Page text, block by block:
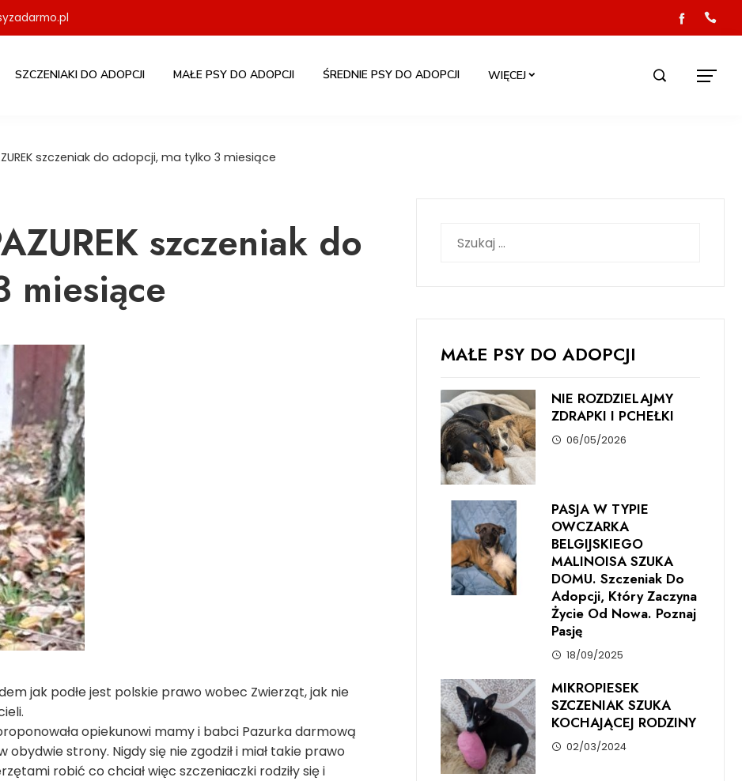
SZCZENIAKI DO ADOPCJI MAŁE PSY DO ADOPCJI ŚREDNIE PSY DO ADOPCJI WIĘCEJ
szczeniak do adopcji, ma tylko 3 miesiące
szczeniak do
miesiące
jak podłe jest polskie prawo wobec Zwierząt, jak nie
opiekunowi mamy i babci Pazurka darmową
strony. Nigdy się nie zgodził i miał takie prawo
robić co chciał więc szczeniaczki rodziły się i
MAŁE PSY DO ADOPCJI
NIE ROZDZIELAJMY
ZDRAPKI I PCHEŁKI
06/05/2026
PASJA W TYPIE
OWCZARKA
BELGIJSKIEGO
MALINOISA SZUKA
DOMU. Szczeniak Do
Adopcji, Który Zaczyna
Życie Od Nowa. Poznaj
Pasję
18/09/2025
MIKROPIESEK
SZCZENIAK SZUKA
KOCHAJĄCEJ RODZINY
02/03/2024